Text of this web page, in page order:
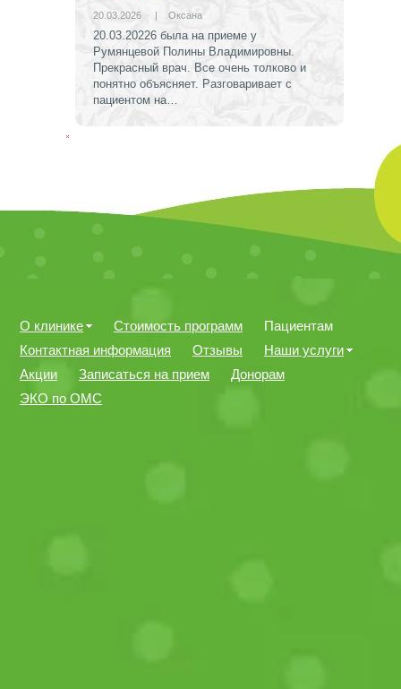
20.03.2026 | Оксана
20.03.20226 была на приеме у
Румянцевой Полины Владимировны.
Прекрасный врач. Все очень толково и
понятно объясняет. Разговаривает с
пациентом на…
О клинике Стоимость программ
Пациентам
Контактная информация
Отзывы
Наши услуги
Акции
Записаться на прием
Донорам
ЭКО по ОМС